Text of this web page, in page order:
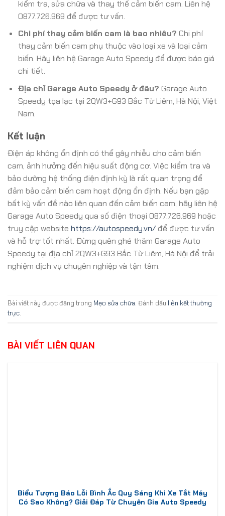
kiểm tra, sửa chữa và thay thế cảm biến cam. Liên hệ
0877.726.969 để được tư vấn.
Chi phí thay cảm biến cam là bao nhiêu? Chi phí
thay cảm biến cam phụ thuộc vào loại xe và loại cảm
biến. Hãy liên hệ Garage Auto Speedy để được báo giá
chi tiết.
Địa chỉ Garage Auto Speedy ở đâu? Garage Auto
Speedy tọa lạc tại 2QW3+G93 Bắc Từ Liêm, Hà Nội, Việt
Nam.
Kết luận
Điện áp không ổn định có thể gây nhiễu cho cảm biến
cam, ảnh hưởng đến hiệu suất động cơ. Việc kiểm tra và
bảo dưỡng hệ thống điện định kỳ là rất quan trọng để
đảm bảo cảm biến cam hoạt động ổn định. Nếu bạn gặp
bất kỳ vấn đề nào liên quan đến cảm biến cam, hãy liên hệ
Garage Auto Speedy qua số điện thoại 0877.726.969 hoặc
truy cập website https://autospeedy.vn/để được tư vấn
và hỗ trợ tốt nhất. Đừng quên ghé thăm Garage Auto
Speedy tại địa chỉ 2QW3+G93 Bắc Từ Liêm, Hà Nội để trải
nghiệm dịch vụ chuyên nghiệp và tận tâm.
Bài viết này được đăng trong Mẹo sửa chữa. Đánh dấu liên kết thường
trực.
BÀI VIẾT LIÊN QUAN
Biểu Tượng Báo Lỗi Bình Ắc Quy Sáng Khi Xe Tắt Máy
Có Sao Không? Giải Đáp Từ Chuyên Gia Auto Speedy